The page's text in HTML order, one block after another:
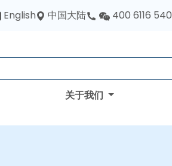
English 中国大陆 400 6116 540
关于我们